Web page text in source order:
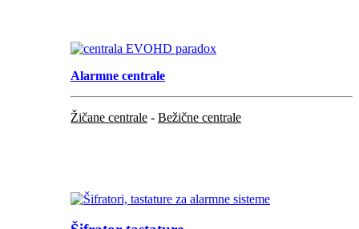
Alarmne centrale
Žičane centrale - Bežične centrale